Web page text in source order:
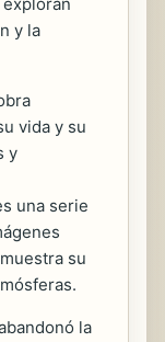
y la
vida y su
y
una serie
su
la